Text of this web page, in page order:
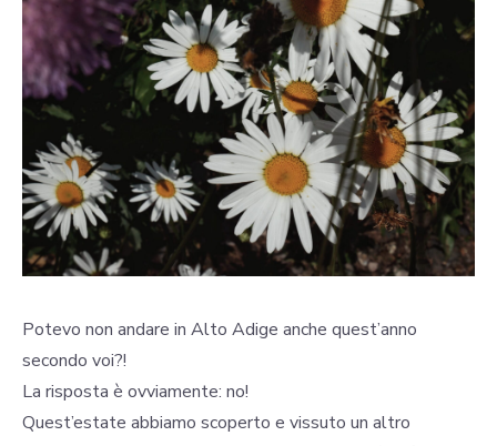
Potevo non andare in Alto Adige anche quest’anno
secondo voi?!
La risposta è ovviamente: no!
Quest’estate abbiamo scoperto e vissuto un altro